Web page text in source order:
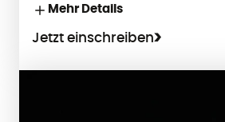
Mehr Details
Jetzt einschreiben